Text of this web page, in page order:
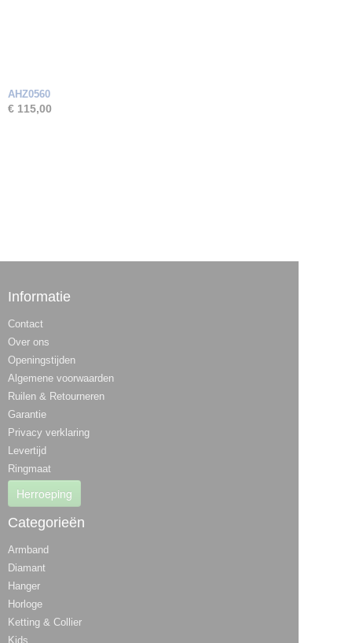
AHZ0560
€ 115,00
Informatie
Contact
Over ons
Openingstijden
Algemene voorwaarden
Ruilen & Retourneren
Garantie
Privacy verklaring
Levertijd
Ringmaat
Herroeping
Categorieën
Armband
Diamant
Hanger
Horloge
Ketting & Collier
Kids